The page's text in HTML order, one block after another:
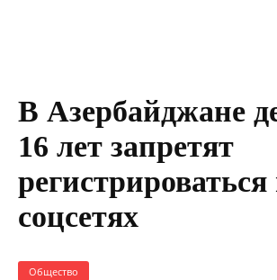
В Азербайджане
16 лет запретят
регистрироваться
соцсетях
Общество